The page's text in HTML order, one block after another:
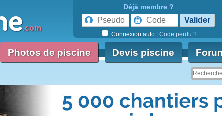
.com
Déjà membre ?
Connexion auto Code perdu ?
Photos de piscine Devis piscine